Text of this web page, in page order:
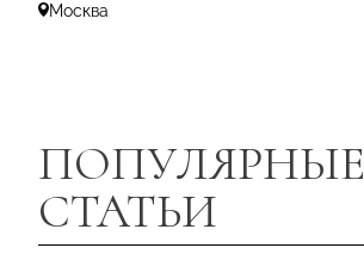
Москва
ПОПУЛЯРНЫЕ
СТАТЬИ